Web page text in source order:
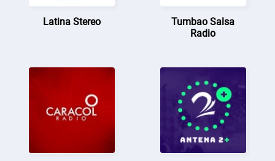
Latina Stereo
Tumbao Salsa
Radio